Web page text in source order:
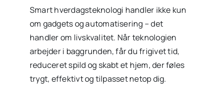
Smart hverdagsteknologi handler ikke kun
om gadgets og automatisering – det
handler om livskvalitet. Når teknologien
arbejder i baggrunden, får du frigivet tid,
reduceret spild og skabt et hjem, der føles
trygt, effektivt og tilpasset netop dig.